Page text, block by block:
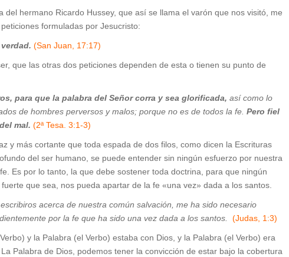
del hermano Ricardo Hussey, que así se llama el varón que nos visitó, me
formuladas por Jesucristo:
(San Juan, 17:17)
que las otras dos peticiones dependen de esta o tienen su punto de
para que la palabra del Señor corra y sea glorificada, así como lo
de hombres perversos y malos; porque no es de todos la fe. Pero fiel
mal. (2ª Tesa. 3:1-3)
y más cortante que toda espada de dos filos, como dicen la Escrituras
del ser humano, se puede entender sin ningún esfuerzo por nuestra
Es por lo tanto, la que debe sostener toda doctrina, para que ningún
que sea, nos pueda apartar de la fe «una vez» dada a los santos.
acerca de nuestra común salvación, me ha sido necesario
por la fe que ha sido una vez dada a los santos. (Judas, 1:3)
y la Palabra (el Verbo) estaba con Dios, y la Palabra (el Verbo) era
Palabra de Dios, podemos tener la convicción de estar bajo la cobertura